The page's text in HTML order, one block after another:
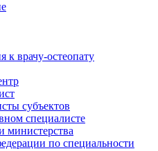
к врачу-остеопату
субъектов
специалисте
министерства
по специальности